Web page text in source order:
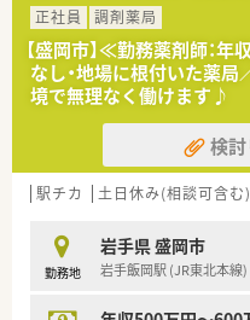
種多様に用意されていま
■店舗拡大に伴い、エリ
トのポジションも増えま
■在宅や教育等の専門
とも可能です。
■その他にも、管理部
域は多種多様です。
■在宅実施店舗は年々増
わる事ができます。
時短勤務ができるよう変
■年間休日が120日とワ
■日用品から常備薬ま
正社員
調剤薬局
【盛岡市】≪勤務薬剤師：
なし・地場に根付いた薬
境で無理なく働けます♪
検
駅チカ 土日休み(相談可含む)
勤務地
岩手県 盛岡市
岩手飯岡駅 (JR東北本線)